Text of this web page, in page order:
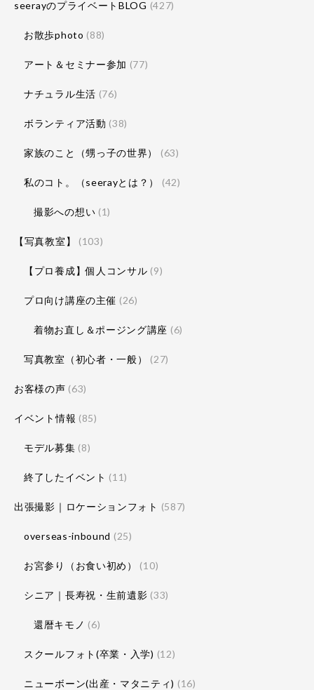
seerayのプライベートBLOG (427)
お散歩photo (88)
アート＆セミナー参加 (77)
ナチュラル生活 (76)
ボランティア活動 (38)
家族のこと（甥っ子の世界） (63)
私のコト。（seerayとは？） (42)
撮影への想い (1)
【写真教室】 (103)
【プロ養成】個人コンサル (9)
プロ向け講座の主催 (26)
着物お直し＆ポージング講座 (6)
写真教室（初心者・一般） (27)
お客様の声 (63)
イベント情報 (85)
モデル募集 (8)
終了したイベント (11)
出張撮影｜ロケーションフォト (587)
overseas-inbound (25)
お宮参り（お食い初め） (10)
シニア｜長寿祝・生前遺影 (33)
還暦キモノ (6)
スクールフォト(卒業・入学) (12)
ニューボーン(出産・マタニティ) (16)